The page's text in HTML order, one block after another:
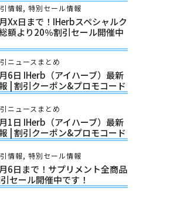
情報, 特別セール情報
xx日まで！iHerbスペシャルク
額より20％割引セール開催中
ニュースまとめ
6日 IHerb（アイハーブ）最新
| 割引クーポン&プロモコード
ニュースまとめ
1日 IHerb（アイハーブ）最新
| 割引クーポン&プロモコード
情報, 特別セール情報
6日まで！サプリメント全商品
セール開催中です！